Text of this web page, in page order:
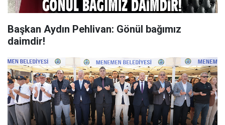
Başkan Aydın Pehlivan: Gönül bağımız
daimdir!